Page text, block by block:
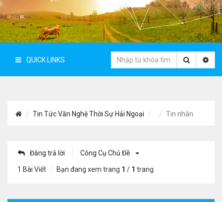
QUICK LINKS
Tin Tức Văn Nghệ Thời Sự Hải Ngoại Tin nhắn
Đăng trả lời Công Cụ Chủ Đề
1 Bài Viết Bạn đang xem trang 1 / 1 trang